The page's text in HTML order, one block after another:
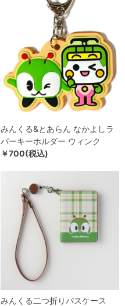
みんくる&とあらん なかよしラ
バーキーホルダー ウィンク
￥700(税込)
みんくる二つ折りパスケース